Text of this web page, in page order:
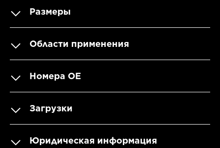
Размеры
Области применения
Номера OE
Загрузки
Юридическая информация